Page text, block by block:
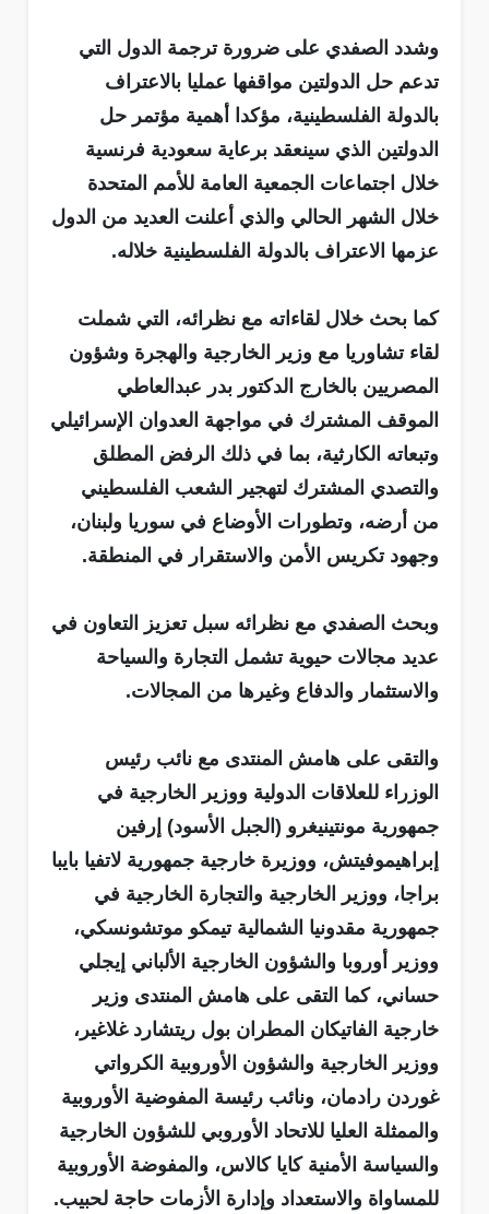
وشدد الصفدي على ضرورة ترجمة الدول التي
تدعم حل الدولتين مواقفها عمليا بالاعتراف
بالدولة الفلسطينية، مؤكدا أهمية مؤتمر حل
الدولتين الذي سينعقد برعاية سعودية فرنسية
خلال اجتماعات الجمعية العامة للأمم المتحدة
خلال الشهر الحالي والذي أعلنت العديد من الدول
عزمها الاعتراف بالدولة الفلسطينية خلاله.
كما بحث خلال لقاءاته مع نظرائه، التي شملت
لقاء تشاوريا مع وزير الخارجية والهجرة وشؤون
المصريين بالخارج الدكتور بدر عبدالعاطي
الموقف المشترك في مواجهة العدوان الإسرائيلي
وتبعاته الكارثية، بما في ذلك الرفض المطلق
والتصدي المشترك لتهجير الشعب الفلسطيني
من أرضه، وتطورات الأوضاع في سوريا ولبنان،
وجهود تكريس الأمن والاستقرار في المنطقة.
وبحث الصفدي مع نظرائه سبل تعزيز التعاون في
عديد مجالات حيوية تشمل التجارة والسياحة
والاستثمار والدفاع وغيرها من المجالات.
والتقى على هامش المنتدى مع نائب رئيس
الوزراء للعلاقات الدولية ووزير الخارجية في
جمهورية مونتينيغرو (الجبل الأسود) إرفين
إبراهيموفيتش، ووزيرة خارجية جمهورية لاتفيا بايبا
براجا، ووزير الخارجية والتجارة الخارجية في
جمهورية مقدونيا الشمالية تيمكو موتشونسكي،
ووزير أوروبا والشؤون الخارجية الألباني إيجلي
حساني، كما التقى على هامش المنتدى وزير
خارجية الفاتيكان المطران بول ريتشارد غلاغير،
ووزير الخارجية والشؤون الأوروبية الكرواتي
غوردن رادمان، ونائب رئيسة المفوضية الأوروبية
والممثلة العليا للاتحاد الأوروبي للشؤون الخارجية
والسياسة الأمنية كايا كالاس، والمفوضة الأوروبية
للمساواة والاستعداد وإدارة الأزمات حاجة لحبيب.